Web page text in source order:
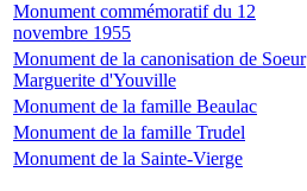
Monument commémoratif du 12
novembre 1955
Monument de la canonisation de Soeur
Marguerite d'Youville
Monument de la famille Beaulac
Monument de la famille Trudel
Monument de la Sainte-Vierge